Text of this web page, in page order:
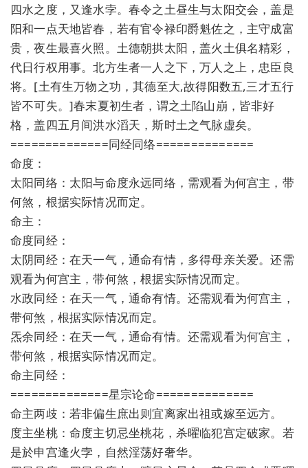
四水之度，又逢水孛。春令之土昼生与太阳交会，盖是
阳和一点天地皆春，若有官令禄印爵魁佐之，主守成富
贵，夜生最喜火照。土德朝拱太阳，盖火土俱名精彩，
代日行权用事。北方生者一人之下，万人之上，忠臣良
将。[土有生万物之功，其德至大,故得阳数五,三才五行
皆不可失。]春末夏初生者，谓之土陷山崩，皆非好
格，盖四五月间洪水滔天，斯时土之气脉虚矣。
==============同经同络==============
命度：
太阳同络：太阳与命度永远同络，需观看为何宫主，带
何煞，根据实际情况而定。
命主：
命度同经：
太阴同经：在天一气，通命有情，多得母亲关爱。还需
观看为何宫主，带何煞，根据实际情况而定。
水政同经：在天一气，通命有情。还需观看为何宫主，
带何煞，根据实际情况而定。
炁余同经：在天一气，通命有情。还需观看为何宫主，
带何煞，根据实际情况而定。
命主同经：
==============星宗论命==============
命主两歧：若非偏生庶出则宜离家出祖或嫁至远方。
度主坐桃：命度主切忌坐桃花，杀曜临犯宫定破家。若
是於申宫逢火孛，自然淫荡好奢华。